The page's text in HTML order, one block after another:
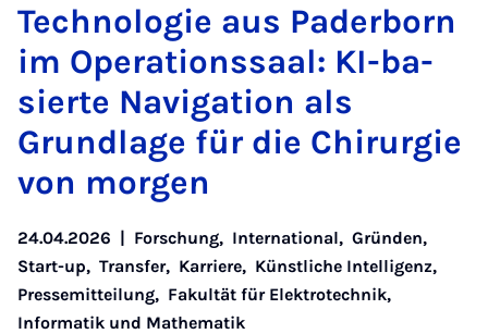
Tech­no­lo­gie aus Pa­der­born
im Ope­ra­ti­ons­saal: KI-ba­
sier­te Na­vi­ga­ti­on als
Grund­la­ge für die Chir­ur­gie
von mor­gen
24.04.2026 | Forschung, International, Gründen,
Start-up, Transfer, Karriere, Künstliche Intelligenz,
Pressemitteilung, Fakultät für Elektrotechnik,
Informatik und Mathematik